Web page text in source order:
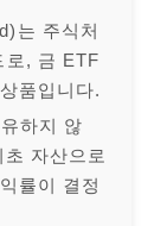
는 주식처
로, 금 ETF
품입니다.
하지 않
자산으로
률이 결정